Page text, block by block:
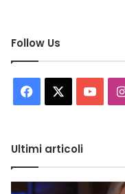
Follow Us
Facebook You
Ultimi articoli